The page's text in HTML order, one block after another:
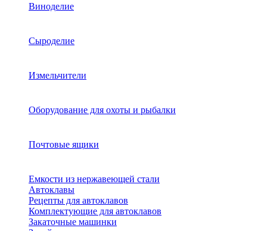
Виноделие
Сыроделие
Измельчители
Оборудование для охоты и рыбалки
Почтовые ящики
Емкости из нержавеющей стали
Автоклавы
Рецепты для автоклавов
Комплектующие для автоклавов
Закаточные машинки